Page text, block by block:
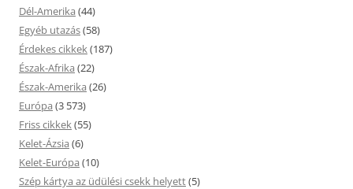
Dél-Amerika (44)
Egyéb utazás(58)
Érdekes cikkek(187)
Észak-Afrika (22)
Észak-Amerika (26)
Európa (3 573)
Friss cikkek(55)
Kelet-Ázsia (6)
Kelet-Európa (10)
Szép kártya az üdülési csekk helyett(5)